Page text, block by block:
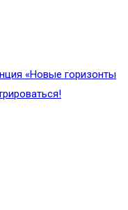
«Новые горизонты